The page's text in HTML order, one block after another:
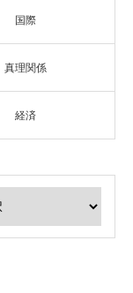
国際
真理関係
経済